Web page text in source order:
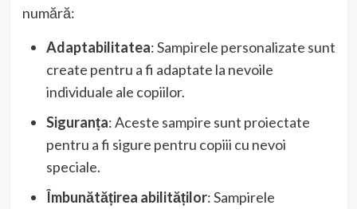
numără:
Adaptabilitatea: Sampirele personalizate sunt
create pentru a fi adaptate la nevoile
individuale ale copiilor.
Siguranța: Aceste sampire sunt proiectate
pentru a fi sigure pentru copiii cu nevoi
speciale.
Îmbunătățirea abilităților: Sampirele